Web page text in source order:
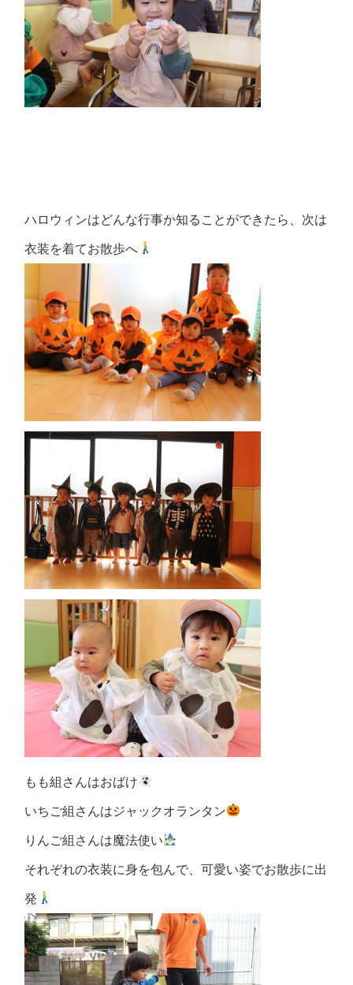
ハロウィンはどんな行事か知ることができたら、次は
衣装を着てお散歩へ
もも組さんはおばけ
いちご組さんはジャックオランタン
りんご組さんは魔法使い
それぞれの衣装に身を包んで、可愛い姿でお散歩に出
発